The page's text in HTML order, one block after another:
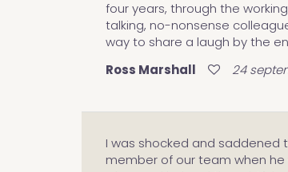
four years, through the
talking, no-nonsense
way to share a laugh by the
Ross Marshall 24
I was shocked and saddened
member of our team when he